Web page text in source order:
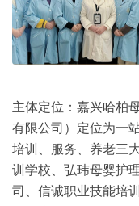
主体定位： 嘉兴哈柏
有限公司）定位为一
培训、服务、养老三
训学校、弘玮母婴护
司、信诚职业技能培